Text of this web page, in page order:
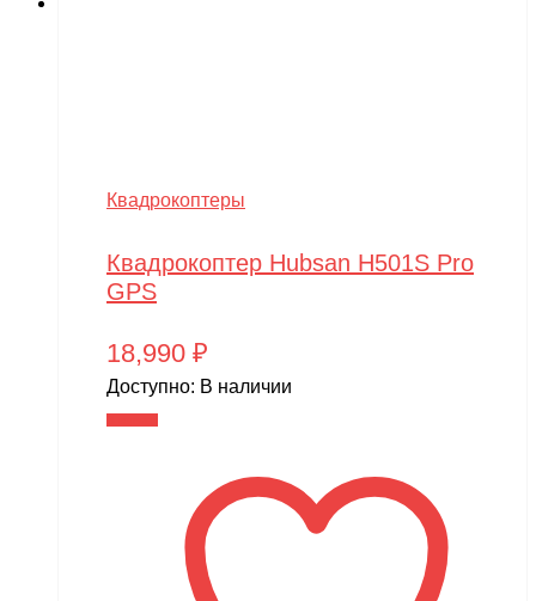
Квадрокоптеры
Квадрокоптер Hubsan H501S Pro
GPS
18,990 ₽
Доступно: В наличии